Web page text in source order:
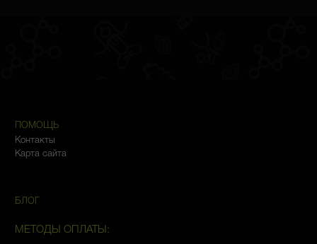
ПОМОЩЬ
Контакты
Карта сайта
БЛОГ
МЕТОДЫ ОПЛАТЫ: